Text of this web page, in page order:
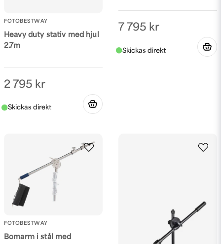
FOTOBESTWAY
Heavy duty stativ med hjul
2.7m
2 795 kr
7 795 kr
FOTOBESTWAY
Bomarm i stål med